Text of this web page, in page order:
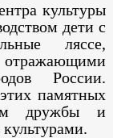
культуры
дети с
ляссе,
России.
памятных
дружбы и